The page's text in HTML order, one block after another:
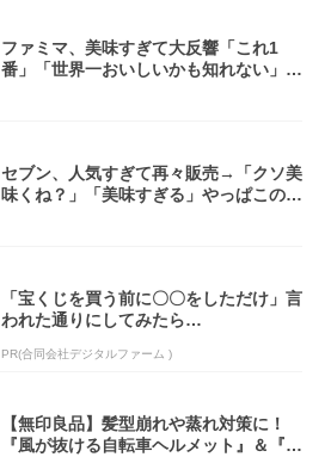
ファミマ、美味すぎて大反響「これ1
番」「世界一おいしいかも知れない」
セブン、人気すぎて再々販売→「クソ美
味くね？」「美味すぎる」やっぱこのク
「宝くじを買う前に〇〇をしただけ」言
われた通りにしてみたら…
PR(合同会社デジタルファーム )
【無印良品】髪型崩れや蒸れ対策に！
『風が抜ける自転車ヘルメット』＆『2